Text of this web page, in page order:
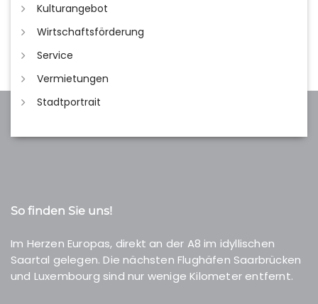
Kulturangebot
Wirtschaftsförderung
Service
Vermietungen
Stadtportrait
So finden Sie uns!
Im Herzen Europas, direkt an der A8 im idyllischen
Saartal gelegen. Die nächsten Flughäfen Saarbrücken
und Luxembourg sind nur wenige Kilometer entfernt.